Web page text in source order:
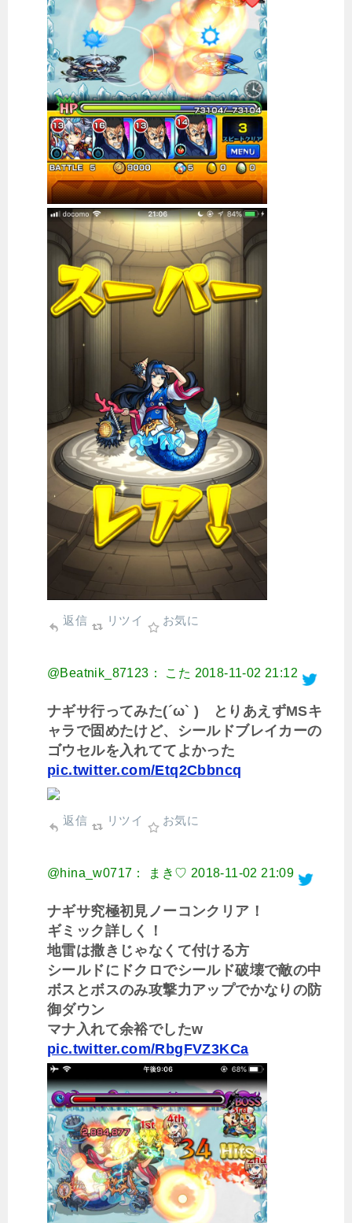
返信 リツイ お気に
@Beatnik_87123： こた 2018-11-02 21:12
ナギサ行ってみた(´ω` ) とりあえずMSキ
ャラで固めたけど、シールドブレイカーの
ゴウセルを入れててよかった
pic.twitter.com/Etq2Cbbncq
返信 リツイ お気に
@hina_w0717： まき♡ 2018-11-02 21:09
ナギサ究極初見ノーコンクリア！
ギミック詳しく！
地雷は撒きじゃなくて付ける方
シールドにドクロでシールド破壊で敵の中
ボスとボスのみ攻撃力アップでかなりの防
御ダウン
マナ入れて余裕でしたw
pic.twitter.com/RbgFVZ3KCa